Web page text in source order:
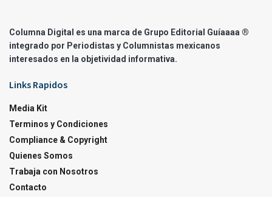
Columna Digital es una marca de Grupo Editorial Guíaaaa ®
integrado por Periodistas y Columnistas mexicanos
interesados en la objetividad informativa.
Links Rapidos
Media Kit
Terminos y Condiciones
Compliance & Copyright
Quienes Somos
Trabaja con Nosotros
Contacto